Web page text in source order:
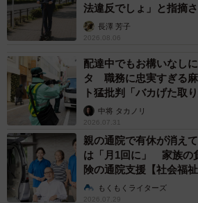
【9/10】「運転免許の返納手続きでもらった
法違反でしょ」と指摘
説】長澤 芳子
2026.08.06
配達中でもお構いなし
タ 職務に忠実すぎる
ト猛批判「バカげた取り
中将 タカノリ
2026.07.31
親の通院で有休が消え
は「月1回に」 家族の
険の通院支援【社会福祉
もくもくライターズ
2026.07.29